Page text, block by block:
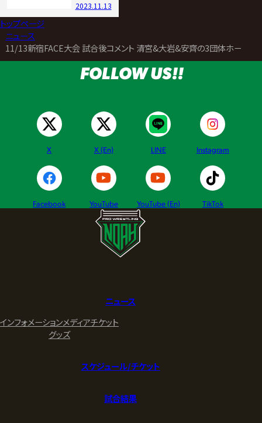
2023.11.13
トップページ
ニュース
11/13新宿FACE大会 試合後コメント 清宮&大岩&安齊の3団体ホープト
FOLLOW US!!
X X (En) LINE Instagram
Facebook YouTube YouTube (En) TikTok
ニュース
インフォメーションメディアチケット
グッズ
スケジュール/チケット
試合結果